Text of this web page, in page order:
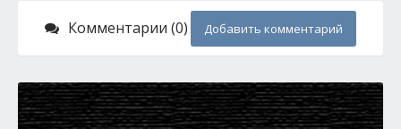
Комментарии (0) Добавить комментарий